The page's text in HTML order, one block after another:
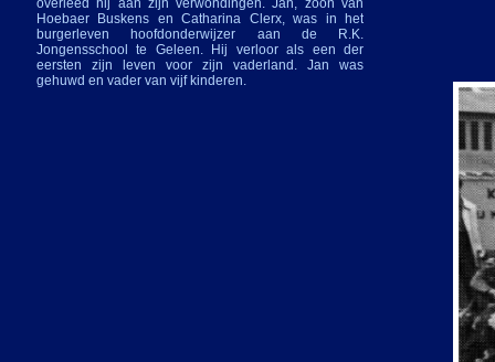
overleed hij aan zijn verwondingen. Jan, zoon van
Hoebaer Buskens en Catharina Clerx, was in het
burgerleven hoofdonderwijzer aan de R.K.
Jongensschool te Geleen. Hij verloor als een der
eersten zijn leven voor zijn vaderland. Jan was
gehuwd en vader van vijf kinderen.